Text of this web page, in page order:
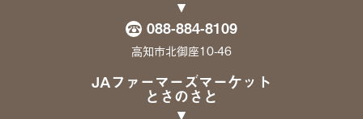
088-884-8109
高知市北御座10-46
JAファーマーズマーケット
とさのさと